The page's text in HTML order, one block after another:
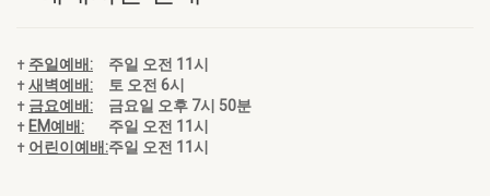
✝ 주일예배:
주일 오전 11시
✝새벽예배:
토 오전 6시
✝ 금요예배:
금요일 오후 7시 50분
✝ EM예배:
주일 오전 11시
✝ 어린이예배:주일 오전 11시